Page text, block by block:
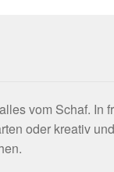
vom Schaf. In
oder kreativ